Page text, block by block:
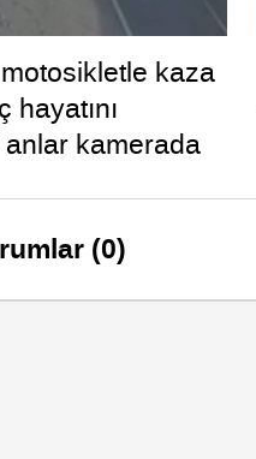
motosikletle kaza
hayatını
kamerada
(0)